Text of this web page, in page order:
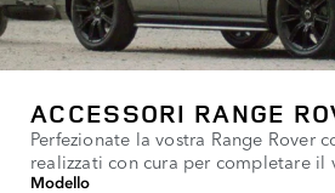
ACCESSORI RANGE
Perfezionate la vostra Range Rover
realizzati con cura per completare il
Modello